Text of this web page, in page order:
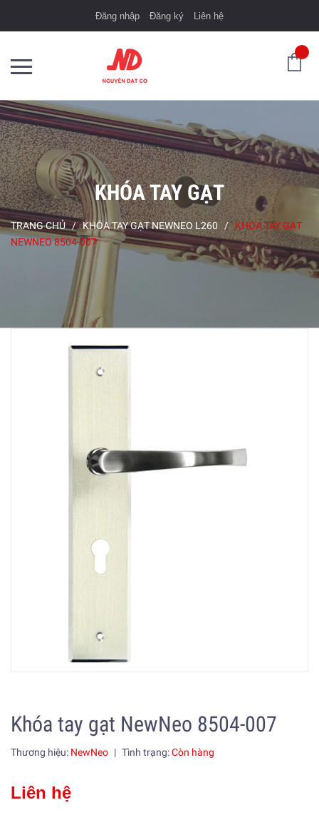
Đăng nhập Đăng ký Liên hệ
KHÓA TAY GẠT
TRANG CHỦ / KHÓA TAY GẠT NEWNEO L260 / KHÓA TAY GẠT
NEWNEO 8504-007
Khóa tay gạt NewNeo 8504-007
Thương hiệu: NewNeo | Tình trạng:Còn hàng
Liên hệ